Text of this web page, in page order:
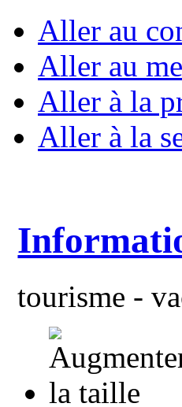
Aller au
Aller au
Aller à la
Aller à la
tourisme -